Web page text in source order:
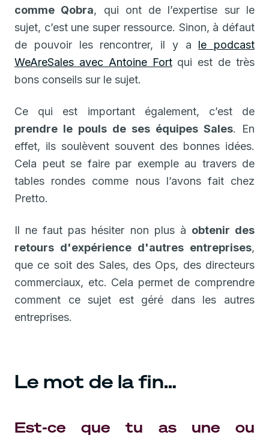
comme Qobra, qui ont de l’expertise sur le
sujet, c’est une super ressource. Sinon, à défaut
de pouvoir les rencontrer, il y a le podcast
WeAreSales avec Antoine Fortqui est de très
bons conseils sur le sujet.
Ce qui est important également, c’est de
prendre le pouls de ses équipes Sales. En
effet, ils soulèvent souvent des bonnes idées.
Cela peut se faire par exemple au travers de
tables rondes comme nous l’avons fait chez
Pretto.
Il ne faut pas hésiter non plus à obtenir des
retours d'expérience d'autres entreprises,
que ce soit des Sales, des Ops, des directeurs
commerciaux, etc. Cela permet de comprendre
comment ce sujet est géré dans les autres
entreprises.
Le mot de la fin…
Est-ce que tu as une ou